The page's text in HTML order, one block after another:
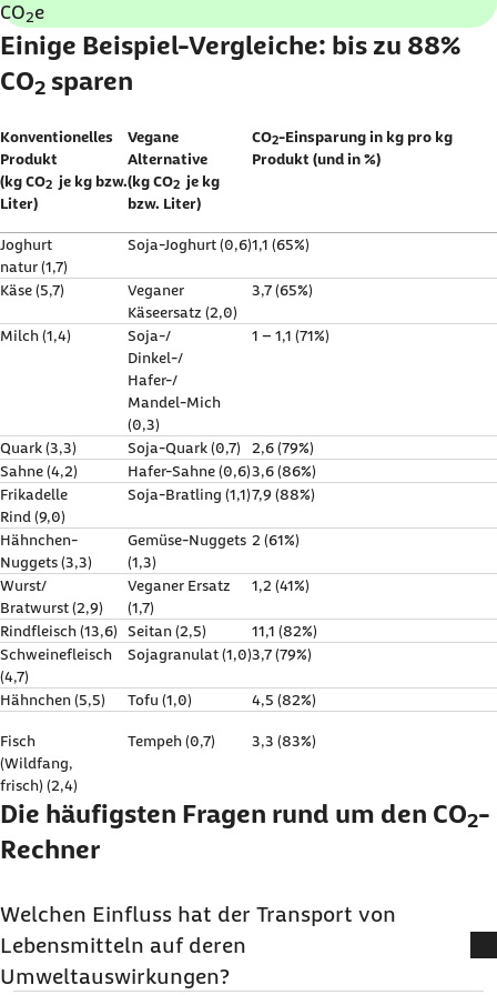
CO2e
Einige Beispiel-Vergleiche: bis zu 88%
CO2 sparen
Konventionelles
Produkt
(kg CO2 je kg bzw.
Liter)
Vegane
Alternative
(kg CO2 je kg
bzw. Liter)
CO2-Einsparung in kg pro kg
Produkt (und in %)
Joghurt
natur (1,7)
Soja-Joghurt (0,6)1,1 (65%)
Käse (5,7)
Veganer
Käseersatz (2,0)
3,7 (65%)
Milch (1,4)
Soja-/
Dinkel-/
Hafer-/
Mandel-Mich
(0,3)
1 – 1,1 (71%)
Quark (3,3) Soja-Quark (0,7)
2,6 (79%)
Sahne (4,2)
Hafer-Sahne (0,6)3,6 (86%)
Frikadelle
Rind (9,0)
Soja-Bratling (1,1)7,9 (88%)
Hähnchen-
Nuggets (3,3)
Gemüse-Nuggets
(1,3)
2 (61%)
Wurst/
Bratwurst (2,9)
Veganer Ersatz
(1,7)
1,2 (41%)
Rindfleisch (13,6) Seitan (2,5)
11,1 (82%)
Schweinefleisch
(4,7)
Sojagranulat (1,0)3,7 (79%)
Hähnchen (5,5) Tofu (1,0) 4,5 (82%)
Fisch
(Wildfang,
frisch) (2,4)
Tempeh (0,7) 3,3 (83%)
Die häufigsten Fragen rund um den CO2-
Rechner
Welchen Einfluss hat der Transport von
Lebensmitteln auf deren
Umweltauswirkungen?